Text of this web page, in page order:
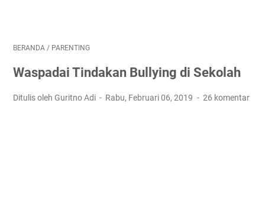
BERANDA / PARENTING
Waspadai Tindakan Bullying di Sekolah
Ditulis oleh Guritno Adi Rabu, Februari 06, 2019 26 komentar